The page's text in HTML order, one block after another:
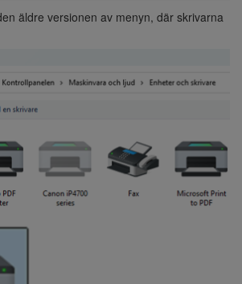
äldre versionen av menyn, där skrivarna